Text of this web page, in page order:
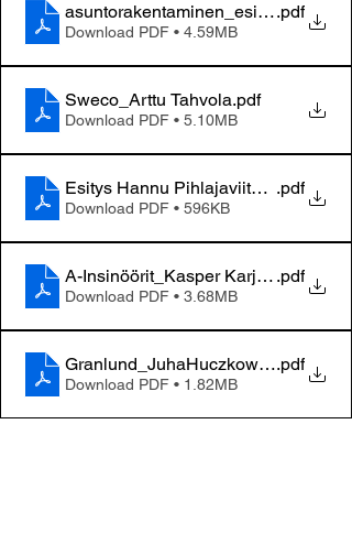
.pdf
Download PDF • 4.59MB
Sweco_Arttu Tahvola.pdf
Download PDF • 5.10MB
Esitys Hannu Pihlajaviita 18.3.2026
.pdf
Download PDF • 596KB
A-Insinöörit_Kasper Karjalainen
.pdf
Download PDF • 3.68MB
Granlund_JuhaHuczkowski.pdf
Download PDF • 1.82MB